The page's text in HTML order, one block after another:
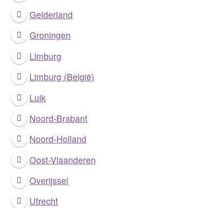
Login or Register
Provincies
Gelderland
Groningen
Limburg
Limburg (België)
Luik
Noord-Brabant
Noord-Holland
Oost-Vlaanderen
Overijssel
Utrecht